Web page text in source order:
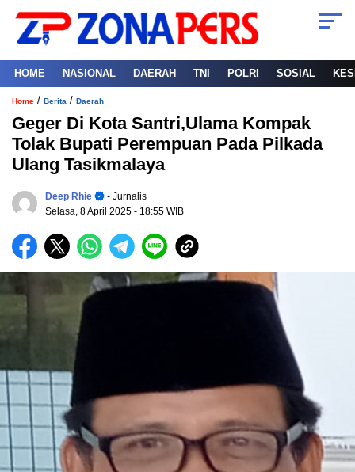
HOME NASIONAL DAERAH TNI POLRI SOSIAL
Home / Berita / Daerah
Geger Di Kota Santri,Ulama Kompak
Tolak Bupati Perempuan Pada Pilkada
Ulang Tasikmalaya
Deep Rhie
- Jurnalis
Selasa, 8 April 2025 - 18:55 WIB